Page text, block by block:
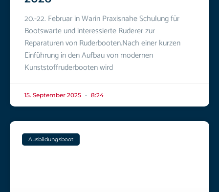
20.-22. Februar in Warin Praxisnahe Schulung für
Bootswarte und interessierte Ruderer zur
Reparaturen von Ruderbooten.Nach einer kurzen
Einführung in den Aufbau von modernen
Kunststoffruderbooten wird
15. September 2025 8:24
Ausbildungsboot